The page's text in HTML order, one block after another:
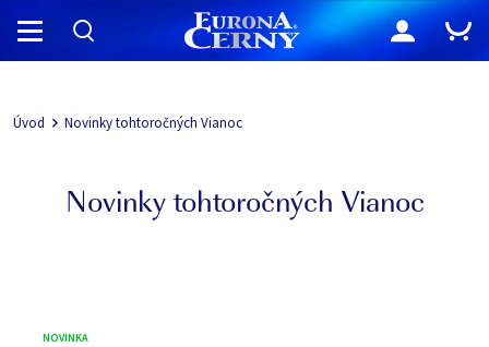
Navigácia
Úvod Novinky tohtoročných Vianoc
Novinky tohtoročných Vianoc
NOVINKA